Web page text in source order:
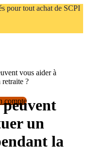
pour tout achat de SCPI
compte
vous aider à
?
un
la